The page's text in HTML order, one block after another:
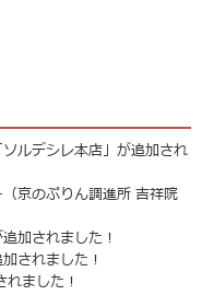
ルデシレ本店」が追加され
京のぷりん調進所 吉祥院
加されました！
されました！
ました！